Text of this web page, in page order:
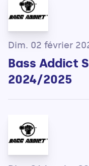
Dim. 02 février
Bass Addict
2024/2025